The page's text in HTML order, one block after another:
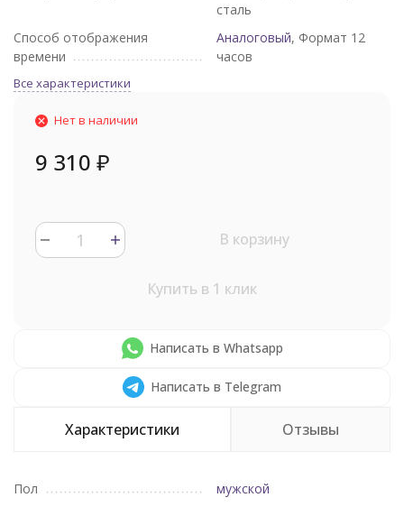
сталь
Способ отображения
времени
Аналоговый, Формат 12
часов
Все характеристики
Нет в наличии
9 310 ₽
В корзину
Купить в 1 клик
Написать в Whatsapp
Написать в Telegram
Характеристики Отзывы
Пол
мужской